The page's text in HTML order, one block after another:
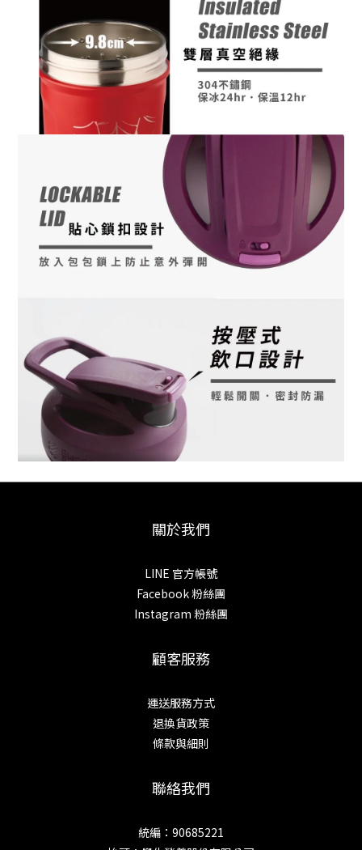
關於我們
LINE 官方帳號
Facebook 粉絲團
Instagram 粉絲團
顧客服務
運送服務方式
退換貨政策
條款與細則
聯絡我們
統編：90685221